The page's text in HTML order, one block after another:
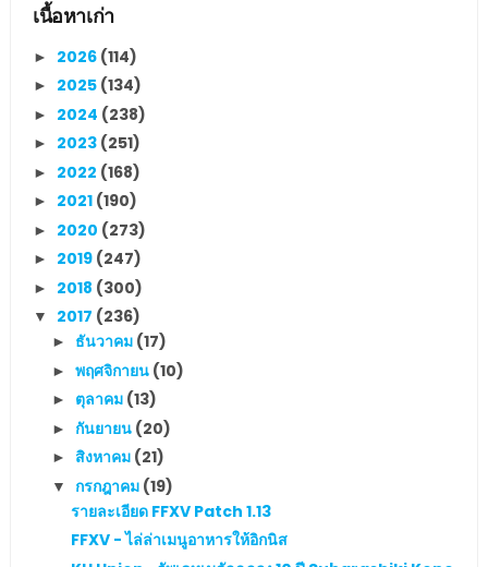
เนื้อหาเก่า
► 2026 (114)
► 2025 (134)
► 2024 (238)
► 2023 (251)
► 2022 (168)
► 2021 (190)
► 2020 (273)
► 2019 (247)
► 2018 (300)
▼ 2017 (236)
► ธันวาคม (17)
► พฤศจิกายน (10)
► ตุลาคม (13)
► กันยายน (20)
► สิงหาคม (21)
▼ กรกฎาคม (19)
รายละเอียด FFXV Patch 1.13
FFXV - ไล่ล่าเมนูอาหารให้อิกนิส